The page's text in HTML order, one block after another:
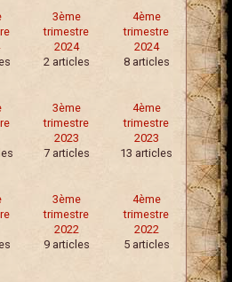
3ème
trimestre
2024
2 articles
4ème
trimestre
2024
8 articles
3ème
trimestre
2023
7 articles
4ème
trimestre
2023
13 articles
3ème
trimestre
2022
9 articles
4ème
trimestre
2022
5 articles